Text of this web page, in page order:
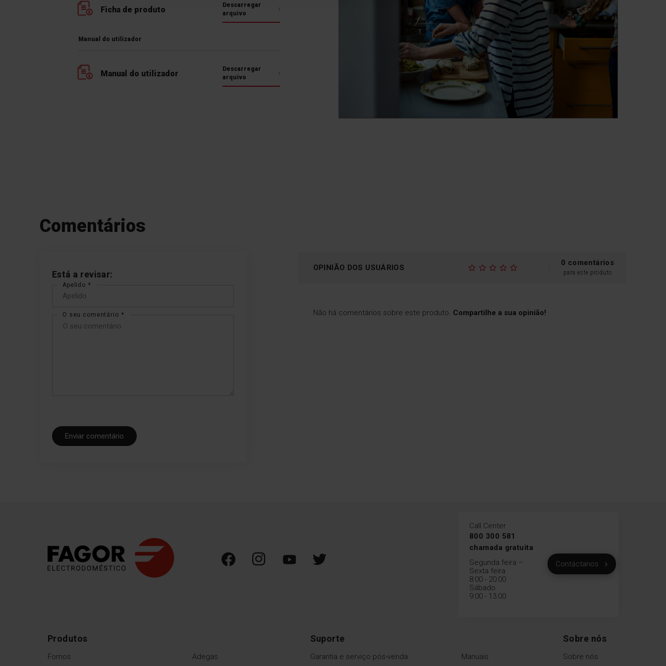
Mais funcionalidades
DoorShelf
Em divisões pequenas, cada espaço é importante:
Ficha de produto
Descarregar
arquivo
Manual do utilizador
Manual do utilizador
Descarregar
arquivo
Comentários
Está a revisar:
Apelido
O seu comentário
Enviar comentário
OPINIÃO DOS USUÁRIOS
0 comentários
para este produto
Não há comentários sobre este produto. Compartilhe a sua opinião!
Call Center
800 300 581
chamada gratuita
Segunda feira –
Sexta feira
8:00 - 20:00
Sábado
9:00 - 13:00
Contáctanos
Produtos
Fornos Adegas
Suporte
Garantia e serviço pós-venda Manuais
Sobre nós
Sobre nós